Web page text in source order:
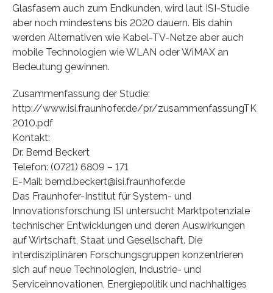
Glasfasern auch zum Endkunden, wird laut ISI-Studie
aber noch mindestens bis 2020 dauern. Bis dahin
werden Alternativen wie Kabel-TV-Netze aber auch
mobile Technologien wie WLAN oder WiMAX an
Bedeutung gewinnen.
Zusammenfassung der Studie:
http://www.isi.fraunhofer.de/pr/zusammenfassungTK
2010.pdf
Kontakt:
Dr. Bernd Beckert
Telefon: (0721) 6809 – 171
E-Mail: bernd.beckert@isi.fraunhofer.de
Das Fraunhofer-Institut für System- und
Innovationsforschung ISI untersucht Marktpotenziale
technischer Entwicklungen und deren Auswirkungen
auf Wirtschaft, Staat und Gesellschaft. Die
interdisziplinären Forschungsgruppen konzentrieren
sich auf neue Technologien, Industrie- und
Serviceinnovationen, Energiepolitik und nachhaltiges